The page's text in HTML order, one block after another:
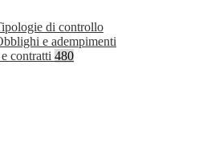
di controllo
e adempimenti
contratti 480